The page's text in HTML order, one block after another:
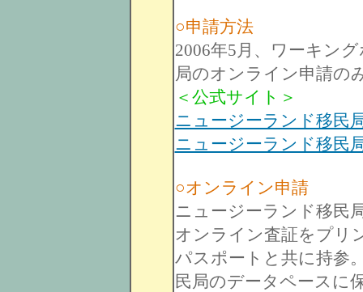
○申請方法
2006年5月、ワーキン
局のオンライン申請の
＜公式サイト＞
ニュージーランド移民
ニュージーランド移民
○オンライン申請
ニュージーランド移民
オンライン査証をプリ
パスポートと共に持参
民局のデータペースに